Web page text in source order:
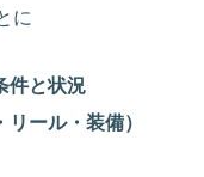
に
件と状況
ール・装備）